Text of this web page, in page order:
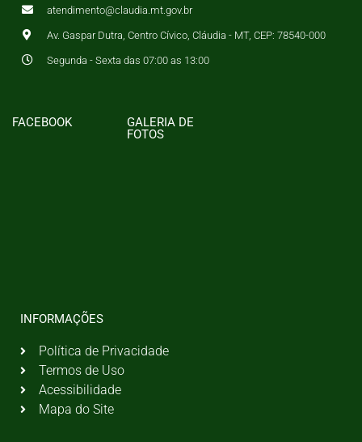
atendimento@claudia.mt.gov.br
Av. Gaspar Dutra, Centro Cívico, Cláudia - MT, CEP: 78540-000
Segunda - Sexta das 07:00 as 13:00
FACEBOOK
GALERIA DE
FOTOS
INFORMAÇÕES
Política de Privacidade
Termos de Uso
Acessibilidade
Mapa do Site